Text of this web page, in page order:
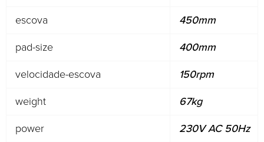
escova 450mm
pad-size 400mm
velocidade-escova 150rpm
weight 67kg
power 230V AC 50Hz